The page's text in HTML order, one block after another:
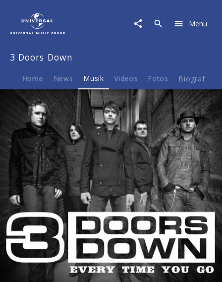
You
Menu
3 Doors Down
Home News Musik Videos Fotos Biografie